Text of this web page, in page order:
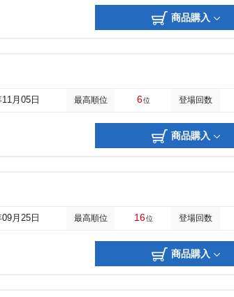
e
商品購入
月05日 最高順位 6位 登場回数
商品購入
月25日 最高順位 16位 登場回数
商品購入